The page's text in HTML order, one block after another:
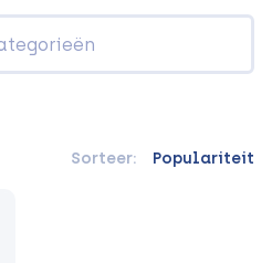
Sorteer: Populariteit